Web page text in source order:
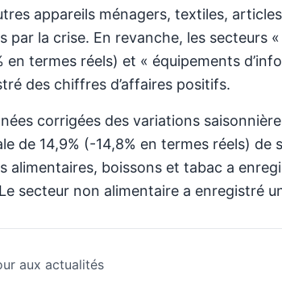
appareils ménagers, textiles,
par la crise. En revanche, les secteurs
en termes réels) et « équipements
des chiffres d’affaires positifs.
corrigées des variations
de 14,9% (-14,8% en termes réels)
alimentaires, boissons et tabac a
secteur non alimentaire a enregistré
aux actualités